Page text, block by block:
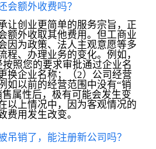
会额外收费吗？
让创业更简单的服务宗旨，正
额外收取其他费用。但工商业
因为政策、法人主观意愿等多
程、办理业务的变化。例如，
按照您的要求审批通过企业名
换企业名称；（2）公司经营
如以前的经营范围中没有“销
属性后，极有可能会发生变
以上情况中，因为客观情况的
费用发生改变。
吊销了，能注册新公司吗？